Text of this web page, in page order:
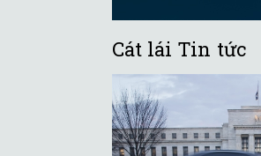
Cát lái Tin tức